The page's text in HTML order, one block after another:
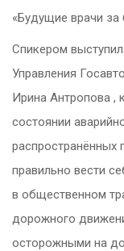
«Будущие врачи
Спикером
Управления
Ирина Антропова ,
состоянии
распространённых
правильно вести
в общественном
дорожного
осторожными на